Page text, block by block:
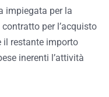
impiegata per la
per l’acquisto
il restante importo
inerenti l’attività